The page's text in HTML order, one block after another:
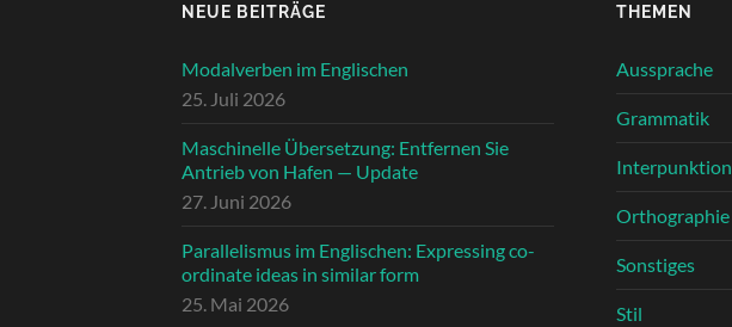
NEUE BEITRÄGE
Modalverben im Englischen
25. Juli 2026
Maschinelle Übersetzung: Entfernen Sie
Antrieb von Hafen — Update
27. Juni 2026
Parallelismus im Englischen: Expressing co-
ordinate ideas in similar form
25. Mai 2026
THEMEN
Aussprache
Grammatik
Interpunktion
Orthographie
Sonstiges
Stil